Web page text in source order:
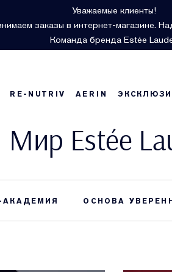
Уважаемые клиенты!
заказы в интернет-магазине.
Команда бренда Estée
RE-NUTRIV AERIN
Мир Estée
ОСНОВА